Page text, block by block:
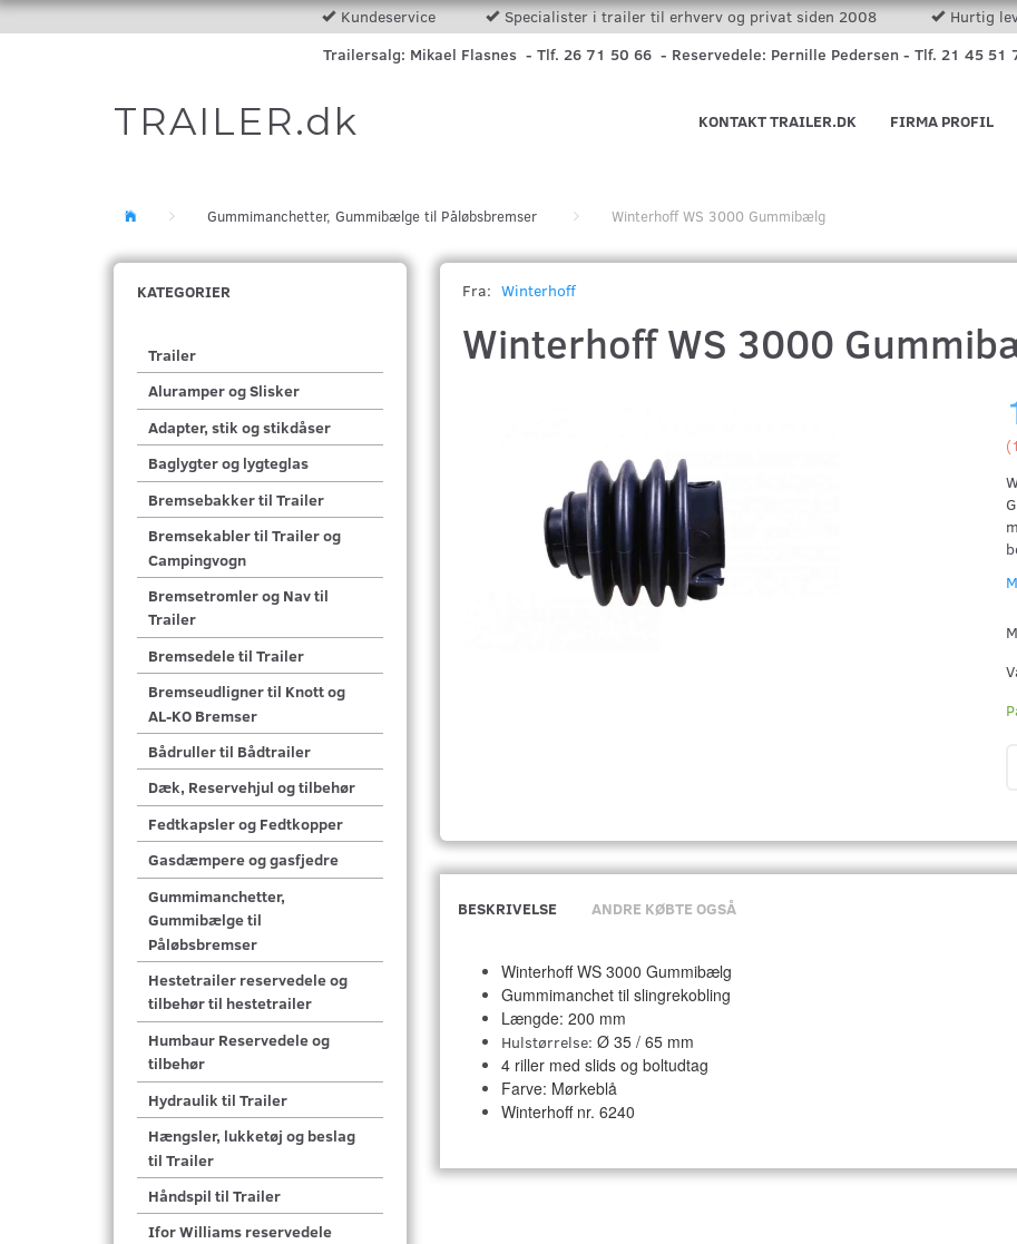
Kundeservice Specialister i trailer til erhverv og privat siden 2008
Hurtig
Trailersalg: Mikael Flasnes - Tlf. 26 71 50 66 - Reservedele: Pernille Pedersen - Tlf. 21 45 51
TRAILER.dk FIRMA PROFIL
KONTAKT TRAILER.DK
Gummimanchetter, Gummibælge til Påløbsbremser Winterhoff WS 3000 Gummibælg
KATEGORIER
Trailer
Aluramper og Slisker
Adapter, stik og stikdåser
Baglygter og lygteglas
Bremsebakker til Trailer
Bremsekabler til Trailer og
Campingvogn
Bremsetromler og Nav til
Trailer
Bremsedele til Trailer
Bremseudligner til Knott og
AL-KO Bremser
Bådruller til Bådtrailer
Dæk, Reservehjul og tilbehør
Fedtkapsler og Fedtkopper
Gasdæmpere og gasfjedre
Gummimanchetter,
Gummibælge til
Påløbsbremser
Hestetrailer reservedele og
tilbehør til hestetrailer
Humbaur Reservedele og
tilbehør
Hydraulik til Trailer
Hængsler, lukketøj og beslag
til Trailer
Håndspil til Trailer
Ifor Williams reservedele
Fra: Winterhoff
Winterhoff WS 3000
(
BESKRIVELSE ANDRE KØBTE OGSÅ
Winterhoff WS 3000 Gummibælg
Gummimanchet til slingrekobling
Længde: 200 mm
Hulstørrelse: Ø 35 / 65 mm
4 riller med slids og boltudtag
Farve: Mørkeblå
Winterhoff nr. 6240